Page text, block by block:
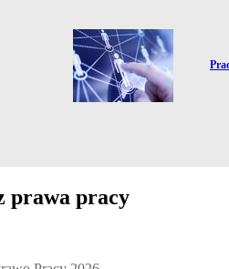
prawa pracy
2026, Kazimierz Jaśkowski -